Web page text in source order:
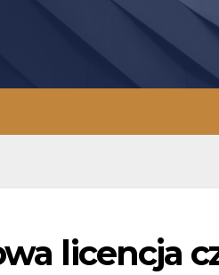
licencja